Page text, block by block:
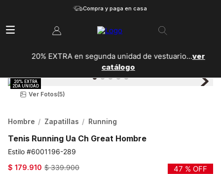
Compra y paga en casa
20% EXTRA en segunda unidad de vestuario...ver
catálogo
Ver Fotos(5)
Hombre Zapatillas Running
Tenis Running Ua Ch Great Hombre
6001196-289
$ 179.910 $ 339.900 47 % OFF